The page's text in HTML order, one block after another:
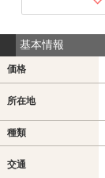
基本情報
価格
所在地
種類
交通